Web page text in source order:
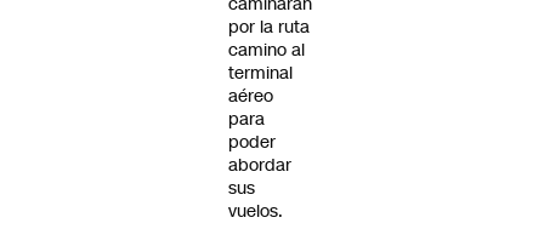
por la ruta
camino al
terminal
aéreo
para
poder
abordar
sus
vuelos.